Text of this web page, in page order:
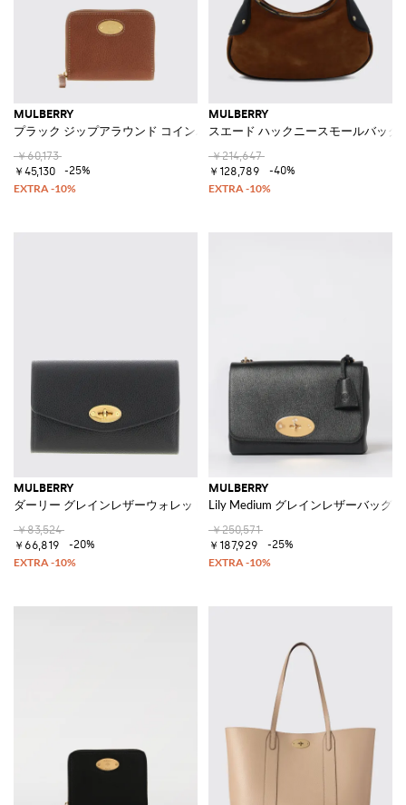
MULBERRY
プラック ジップアラウンド コインパース
￥60,173
￥45,130
-25%
MULBERRY
スエード ハックニースモールバッグ
￥214,647
￥128,789
-40%
MULBERRY
ダーリー グレインレザーウォレット
￥83,524
￥66,819
-20%
MULBERRY
Lily Medium グレインレザーバッグ
￥250,571
￥187,929
-25%